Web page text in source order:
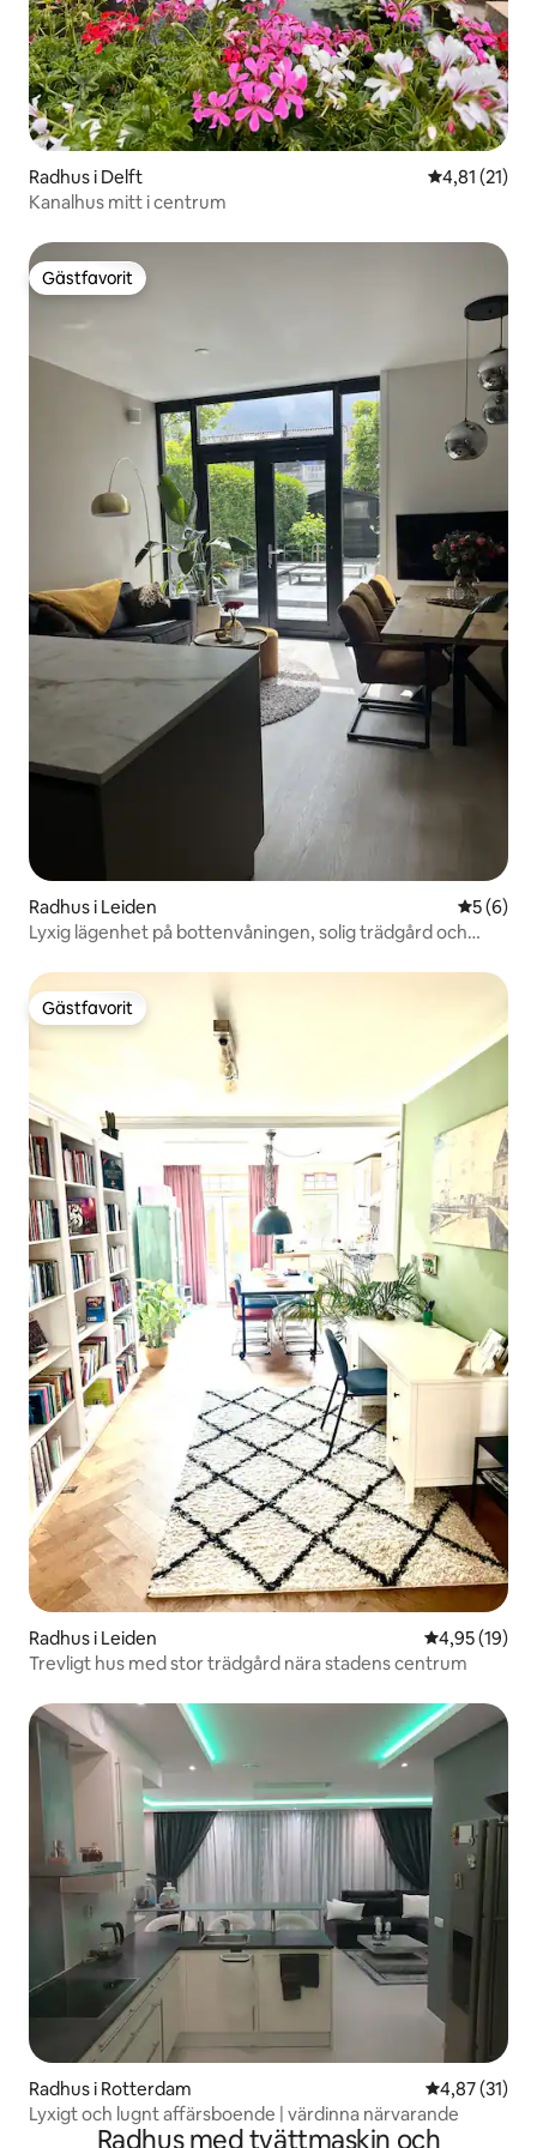
Radhus i Delft 4,81 av 5 i
4,81 (21)
Kanalhus mitt i centrum
Gästfavorit
Gästfavorit
Radhus i Leiden 5 av 5 i
5 (6)
Lyxig lägenhet på bottenvåningen, solig trädgård och
Gästfavorit
Gästfavorit
Radhus i Leiden 4,95 av 5 i
4,95 (19)
Trevligt hus med stor trädgård nära stadens centrum
Radhus i Rotterdam 4,87 av 5 i
4,87 (31)
Lyxigt och lugnt affärsboende | värdinna närvarande
Radhus med tvättmaskin och